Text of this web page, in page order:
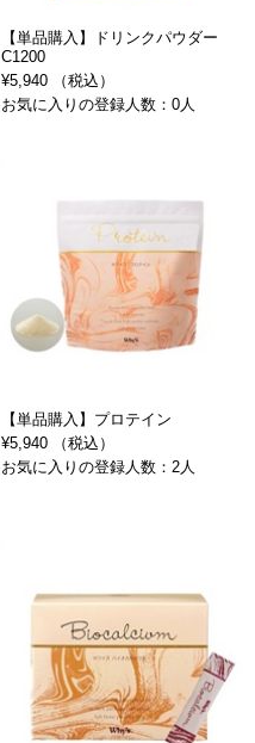
【単品購入】ドリンクパウダー
C1200
¥5,940 （税込）
お気に入りの登録人数：0人
【単品購入】プロテイン
¥5,940 （税込）
お気に入りの登録人数：2人